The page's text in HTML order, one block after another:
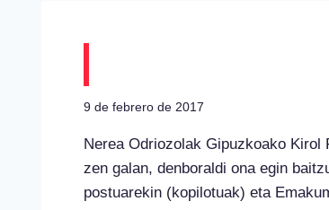
9 de febrero de 2017
Nerea Odriozolak Gipuzkoako
zen galan, denboraldi ona egin
postuarekin (kopilotuak) eta